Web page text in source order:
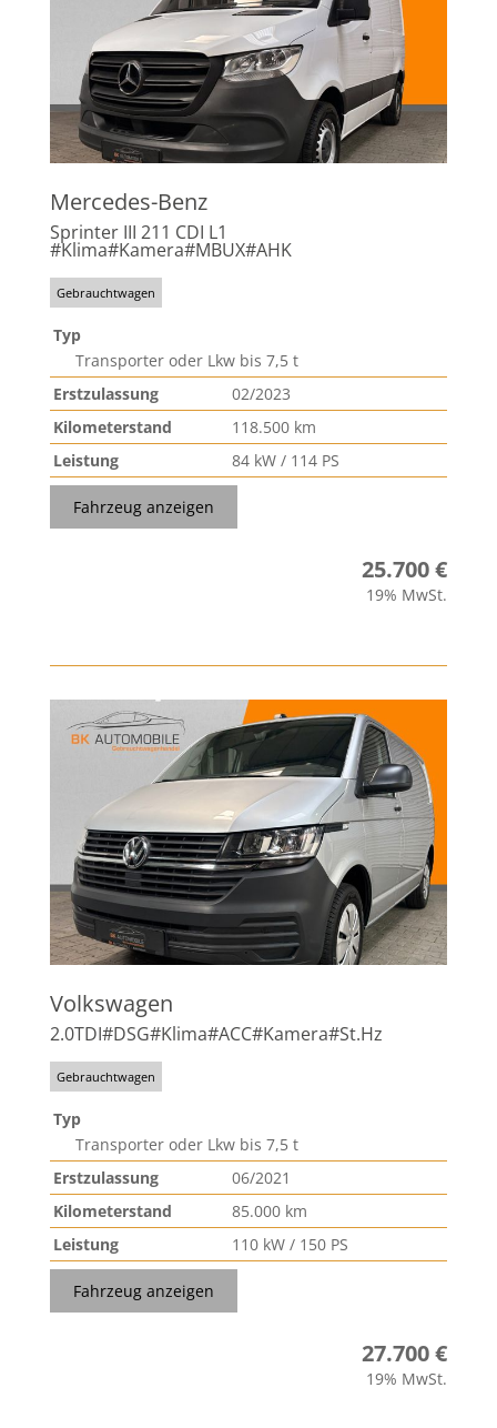
Mercedes-Benz
Sprinter III 211 CDI L1
#Klima#Kamera#MBUX#AHK
Gebrauchtwagen
Typ
Transporter oder Lkw bis 7,5 t
Erstzulassung
02/2023
Kilometerstand
118.500 km
Leistung
84 kW / 114 PS
Fahrzeug anzeigen
25.700 €
19% MwSt.
Volkswagen
2.0TDI#DSG#Klima#ACC#Kamera#St.Hz
Gebrauchtwagen
Typ
Transporter oder Lkw bis 7,5 t
Erstzulassung
06/2021
Kilometerstand
85.000 km
Leistung
110 kW / 150 PS
Fahrzeug anzeigen
27.700 €
19% MwSt.